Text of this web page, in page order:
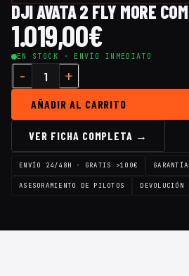
DJI AVATA 2 FLY MORE
1.019,00€
EN STOCK · ENVÍO INMEDIATO
AÑADIR AL CARRITO
VER FICHA COMPLETA →
ENVÍO 24/48H · GRATIS >100€
ASESORAMIENTO DE PILOTOS